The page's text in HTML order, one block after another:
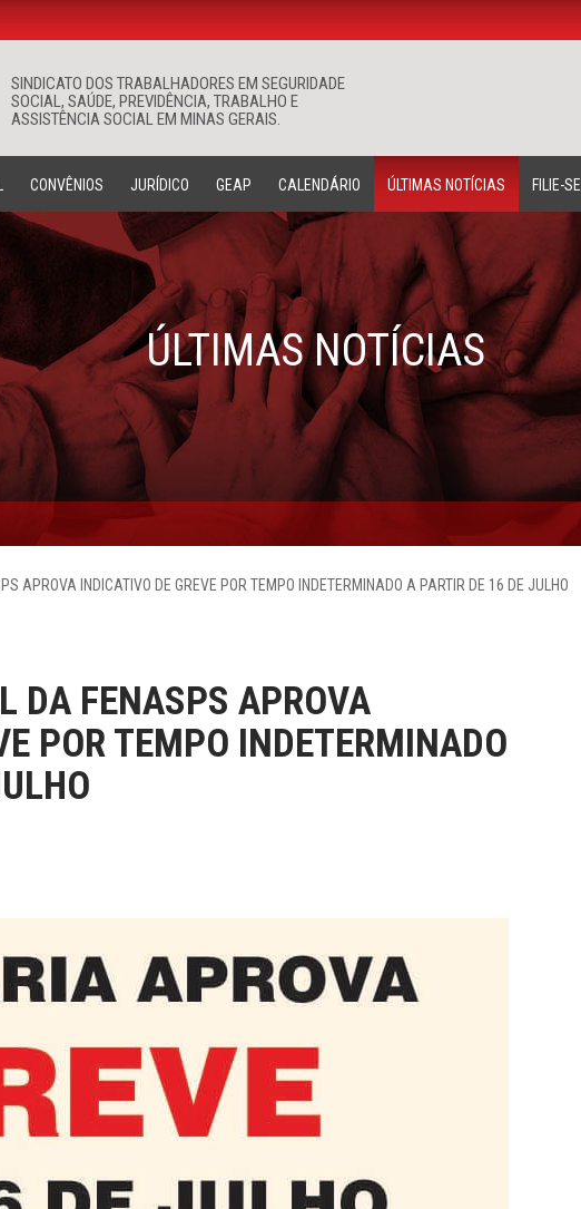
SINDICATO DOS TRABALHADORES EM SEGURIDADE
SOCIAL, SAÚDE, PREVIDÊNCIA, TRABALHO E
ASSISTÊNCIA SOCIAL EM MINAS GERAIS.
Buscar
CONVÊNIOS JURÍDICO GEAP CALENDÁRIO ÚLTIMAS NOTÍCIAS FILIE-SE
ÚLTIMAS NOTÍCIAS
APROVA INDICATIVO DE GREVE POR TEMPO INDETERMINADO A PARTIR DE 16 DE JULHO
DA FENASPS APROVA
POR TEMPO INDETERMINADO